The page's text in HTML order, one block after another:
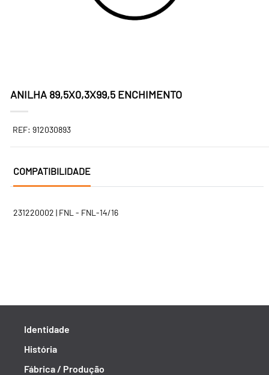
ANILHA 89,5X0,3X99,5 ENCHIMENTO
REF: 912030893
COMPATIBILIDADE
231220002 | FNL - FNL-14/16
Identidade
História
Fábrica / Produção